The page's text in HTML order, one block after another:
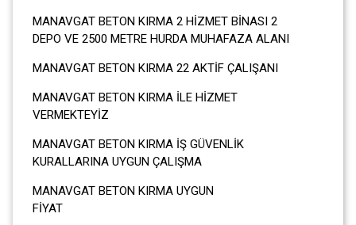
MANAVGAT BETON KIRMA 2 HİZMET BİNASI 2
DEPO VE 2500 METRE HURDA MUHAFAZA ALANI
MANAVGAT BETON KIRMA 22 AKTİF ÇALIŞANI
MANAVGAT BETON KIRMA İLE HİZMET
VERMEKTEYİZ
MANAVGAT BETON KIRMA İŞ GÜVENLİK
KURALLARINA UYGUN ÇALIŞMA
MANAVGAT BETON KIRMA UYGUN